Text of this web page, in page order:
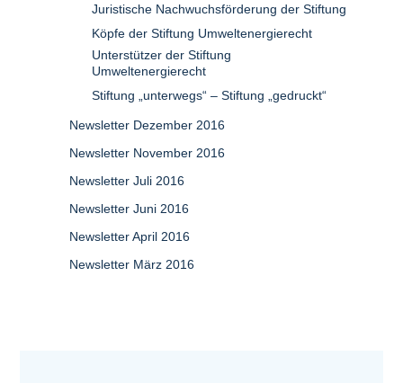
Juristische Nachwuchsförderung der Stiftung
Köpfe der Stiftung Umweltenergierecht
Unterstützer der Stiftung
Umweltenergierecht
Stiftung „unterwegs“ – Stiftung „gedruckt“
Newsletter Dezember 2016
Newsletter November 2016
Newsletter Juli 2016
Newsletter Juni 2016
Newsletter April 2016
Newsletter März 2016